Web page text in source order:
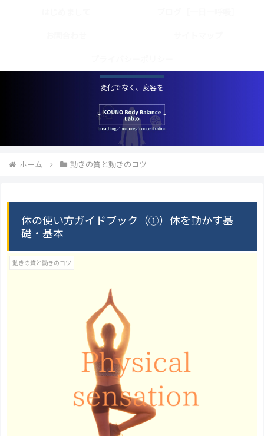
変化でなく、変容を
ホーム 動きの質と動きのコツ
体の使い方ガイドブック（①）体を動かす基
礎・基本
動きの質と動きのコツ